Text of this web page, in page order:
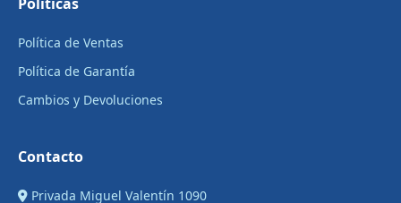
Política de Ventas
Política de Garantía
Cambios y Devoluciones
Contacto
Privada Miguel Valentín 1090